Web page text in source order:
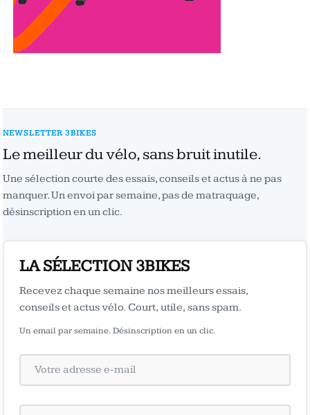
NEWSLETTER 3BIKES
Le meilleur du vélo, sans bruit inutile.
Une sélection courte des essais, conseils et actus à ne pas
manquer. Un envoi par semaine, pas de matraquage,
désinscription en un clic.
LA SÉLECTION 3BIKES
Recevez chaque semaine nos meilleurs essais,
conseils et actus vélo. Court, utile, sans spam.
Un email par semaine. Désinscription en un clic.